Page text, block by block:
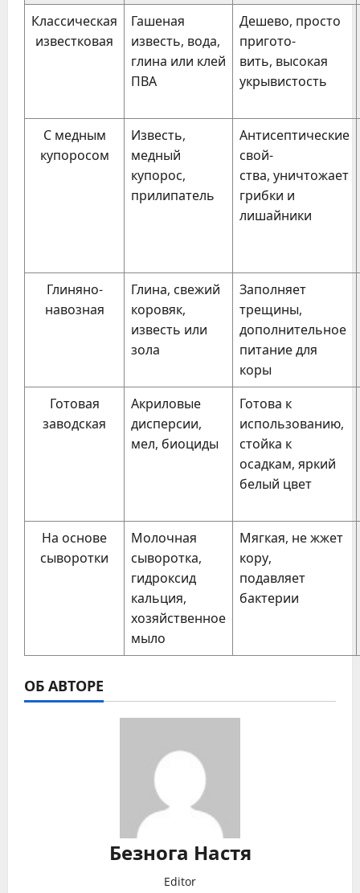
Классическая
известковая
Гашеная
известь, вода,
глина или клей
ПВА
Дешево, просто
пригото-
вить, высокая
укрывистость
С медным
купоросом
Известь,
медный
купорос,
прилипатель
Антисептические
свой-
ства, уничтожает
грибки и
лишайники
Глиняно-
навозная
Глина, свежий
коровяк,
известь или
зола
Заполняет
трещины,
дополнительное
питание для
коры
Готовая
заводская
Акриловые
дисперсии,
мел, биоциды
Готова к
использованию,
стойка к
осадкам, яркий
белый цвет
На основе
сыворотки
Молочная
сыворотка,
гидроксид
кальция,
хозяйственное
мыло
Мягкая, не жжет
кору,
подавляет
бактерии
ОБ АВТОРЕ
Безнога Настя
Editor